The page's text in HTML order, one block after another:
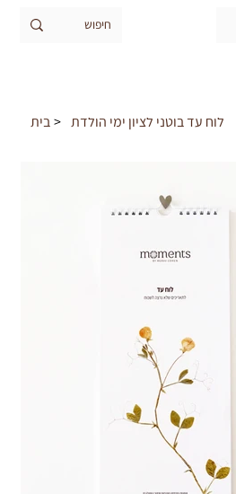
בית> לוח עד בוטני לציון ימי הולדת